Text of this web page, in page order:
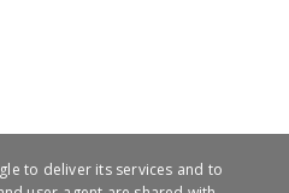
to deliver its services and to